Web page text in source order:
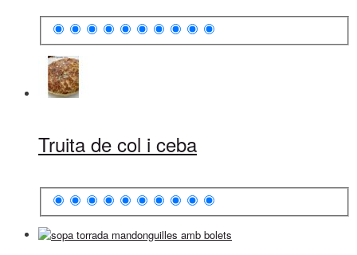
Truita de col i ceba